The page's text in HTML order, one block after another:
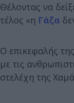
Θέλοντας να
τέλος «η Γάζα
Ο επικεφαλής
με τις
στελέχη της